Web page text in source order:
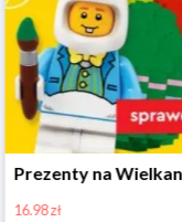
16.98 zł